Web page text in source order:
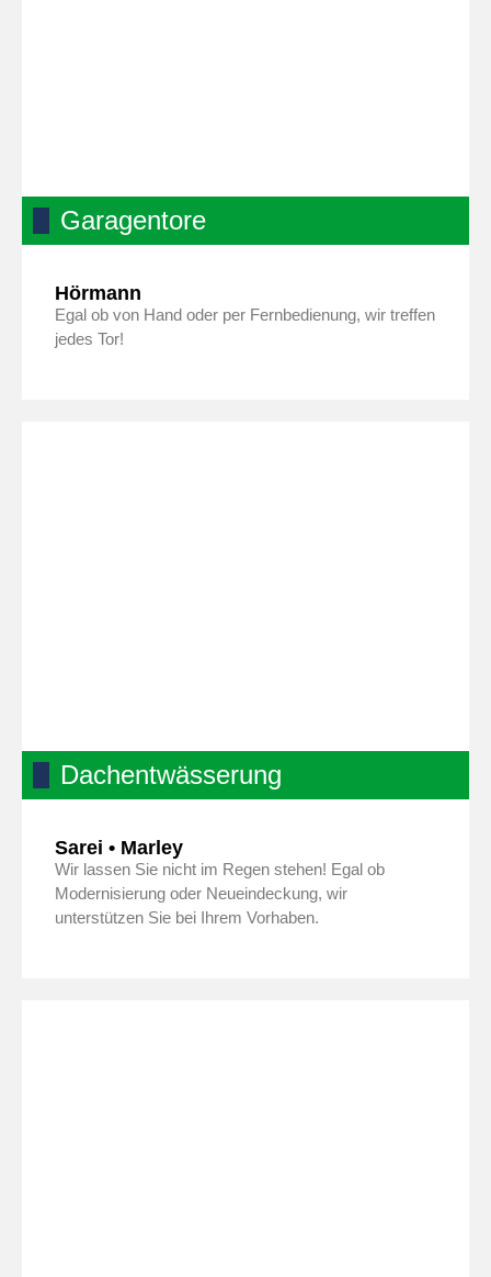
Garagentore
Hörmann
Egal ob von Hand oder per Fernbedienung, wir treffen
jedes Tor!
Dachentwässerung
Sarei • Marley
Wir lassen Sie nicht im Regen stehen! Egal ob
Modernisierung oder Neueindeckung, wir
unterstützen Sie bei Ihrem Vorhaben.